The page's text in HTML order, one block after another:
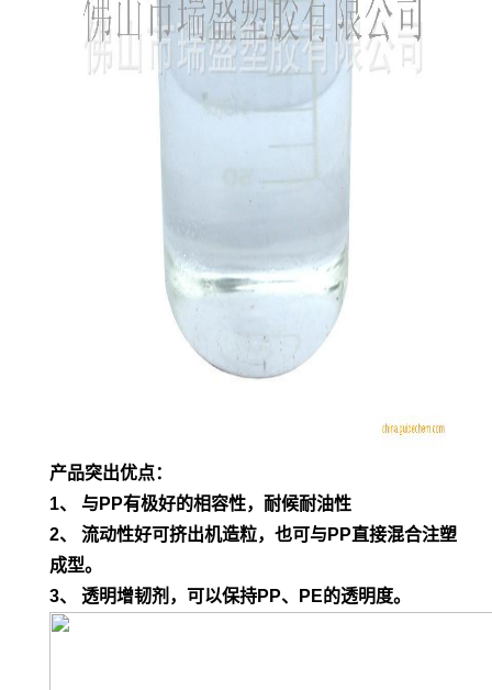
产品突出优点：
1、 与PP有极好的相容性，耐候耐油性
2、 流动性好可挤出机造粒，也可与PP直接混合注塑
成型。
3、 透明增韧剂，可以保持PP、PE的透明度。